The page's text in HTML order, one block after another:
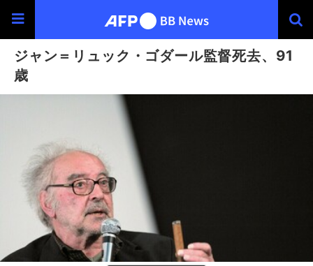
ジャン＝リュック・ゴダール監督死去、91
歳